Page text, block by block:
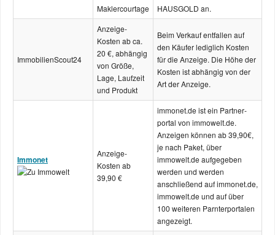
Makler­courtage
HAUSGOLD an.
ImmobilienScout24
Anzeige-
Kosten ab ca.
20 €, abhängig
von Größe,
Lage, Laufzeit
und Produkt
Beim Verkauf entfallen auf
den Käufer lediglich Kosten
für die Anzeige. Die Höhe der
Kosten ist abhängig von der
Art der Anzeige.
Immonet
Anzeige-
Kosten ab
39,90 €
immonet.de ist ein Partner­
portal von immowelt.de.
Anzeigen können ab 39,90€,
je nach Paket, über
immowelt.de aufgegeben
werden und werden
anschließend auf immonet.de,
immowelt.de und auf über
100 weiteren Parnter­portalen
angezeigt.